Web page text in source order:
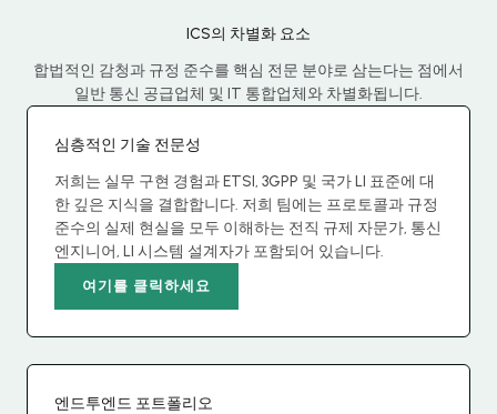
ICS의 차별화 요소
합법적인 감청과 규정 준수를 핵심 전문 분야로 삼는다는 점에서
일반 통신 공급업체 및 IT 통합업체와 차별화됩니다.
심층적인 기술 전문성
저희는 실무 구현 경험과 ETSI, 3GPP 및 국가 LI 표준에 대
한 깊은 지식을 결합합니다. 저희 팀에는 프로토콜과 규정
준수의 실제 현실을 모두 이해하는 전직 규제 자문가, 통신
엔지니어, LI 시스템 설계자가 포함되어 있습니다.
여기를 클릭하세요
엔드투엔드 포트폴리오